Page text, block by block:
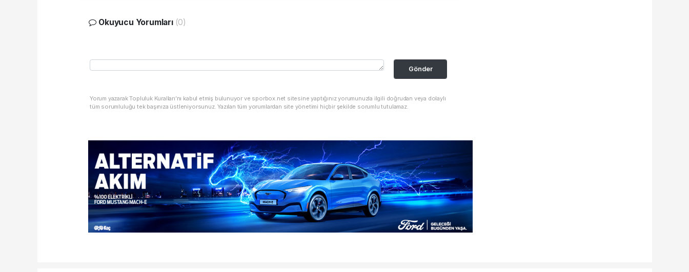
Okuyucu Yorumları (0)
Gönder
Yorum yazarak Topluluk Kuralları’nı kabul etmiş bulunuyor ve sporbox.net sitesine yaptığınız yorumunuzla ilgili doğrudan veya dolaylı
tüm sorumluluğu tek başınıza üstleniyorsunuz. Yazılan tüm yorumlardan site yönetimi hiçbir şekilde sorumlu tutulamaz.